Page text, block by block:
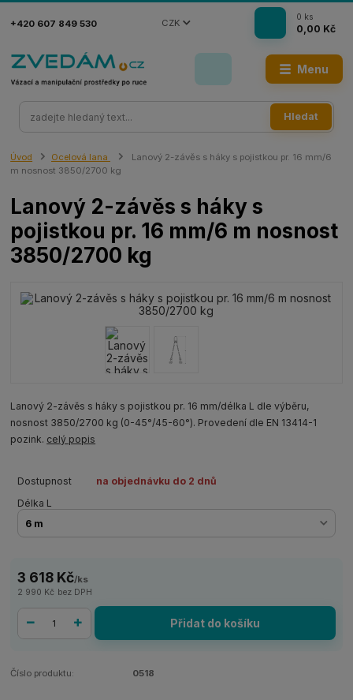
Menu
CZK
Hledat
+420 607 849 530
0 ks
0,00 Kč
Úvod Ocelová lana
Lanový 2-závěs s háky s pojistkou pr. 16 mm/6
m nosnost 3850/2700 kg
Lanový 2-závěs s háky s
pojistkou pr. 16 mm/6 m nosnost
3850/2700 kg
Lanový 2-závěs s háky s pojistkou pr. 16 mm/délka L dle výběru,
nosnost 3850/2700 kg (0-45°/45-60°). Provedení dle EN 13414-1
pozink. celý popis
Dostupnost
na objednávku do 2 dnů
Délka L
3 618 Kč/ks
2 990 Kč bez DPH
Přidat do košíku
Číslo produktu: 0518